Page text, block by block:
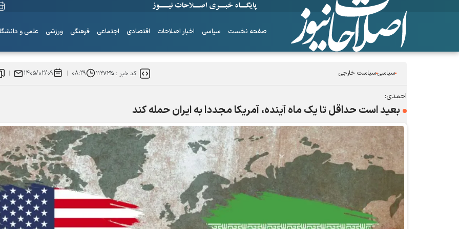
صفحه نخست سیاسی اخبار اصلاحات اقتصادی اجتماعی فرهنگی ورزشی علمی و
سیاسیسیاست خارجی کد خبر :۱۱۲۷۳۵ ۰۸:۲۹ ۱۴۰۵/۰۲/۰۹
احمدی:
بعید است حداقل تا یک ماه آینده، آمریکا مجددا به ایران حمله کند
ساز‌های همیشه ناکوک!